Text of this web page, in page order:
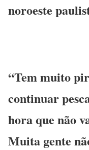
noroeste
“Tem muito
continuar
hora que não
Muita gente